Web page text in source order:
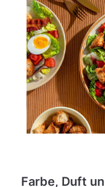
Farbe, Duft